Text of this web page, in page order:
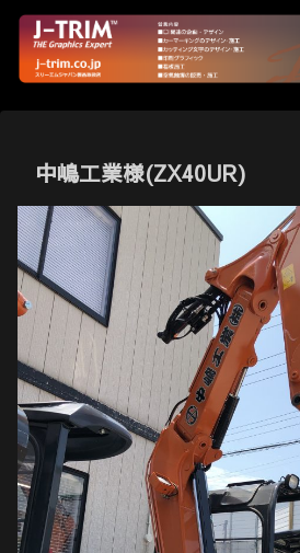
中嶋工業様(ZX40UR)